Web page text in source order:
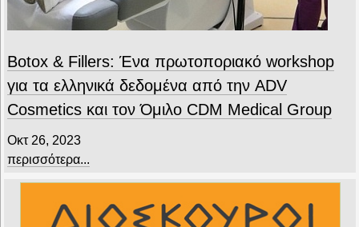
Botox & Fillers: Ένα πρωτοποριακό workshop
για τα ελληνικά δεδομένα από την ADV
Cosmetics και τον Όμιλο CDM Medical Group
Οκτ 26, 2023
περισσότερα...